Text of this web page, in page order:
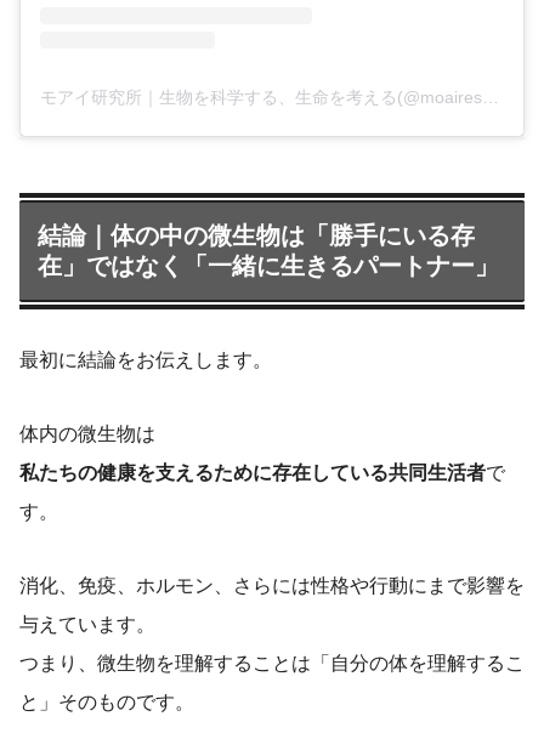
結論｜体の中の微生物は「勝手にいる存
在」ではなく「一緒に生きるパートナー」
最初に結論をお伝えします。
体内の微生物は
私たちの健康を支えるために存在している共同生活者で
す。
消化、免疫、ホルモン、さらには性格や行動にまで影響を
与えています。
つまり、微生物を理解することは「自分の体を理解するこ
と」そのものです。